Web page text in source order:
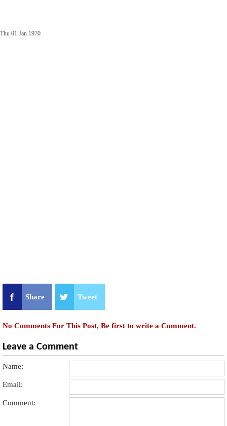
Thu 01 Jan 1970
Share Tweet
No Comments For This Post, Be first to write a Comment.
Leave a Comment
Name:
Email:
Comment: